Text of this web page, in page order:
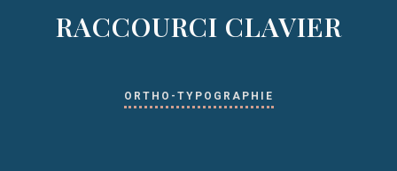
RACCOURCI CLAVIER
ORTHO-TYPOGRAPHIE